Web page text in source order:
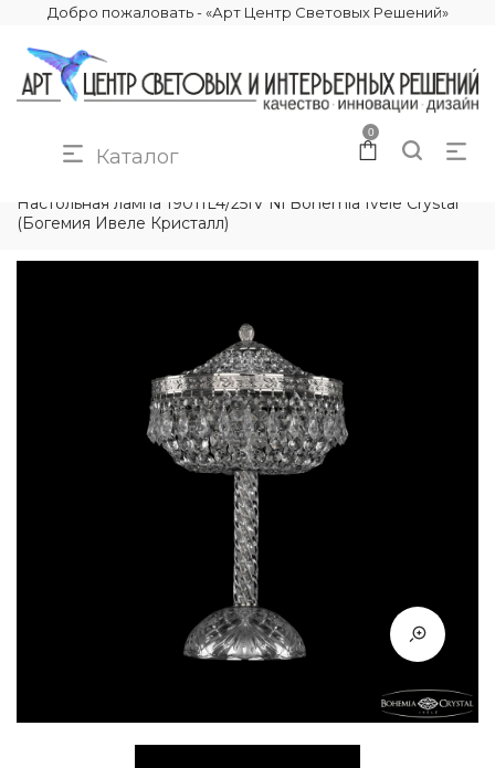
Добро пожаловать - «Арт Центр Световых Решений»
Каталог
0
Настольная лампа 19011L4/25IV Ni Bohemia Ivele Crystal
(Богемия Ивеле Кристалл)